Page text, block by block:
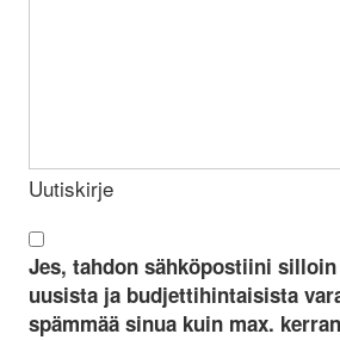
Uutiskirje
Jes, tahdon sähköpostiini
uusista ja budjettihintaisista
spämmää sinua kuin max.